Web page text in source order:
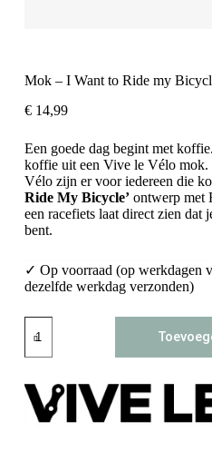
Mok – I Want to Ride my
€14,99
Een goede dag begint met
koffie uit een Vive le Vélo
Vélo zijn er voor iedereen die
Ride My Bicycle’ ontwerp met
een racefiets laat direct zien dat
bent.
✓ Op voorraad (op werkdagen
dezelfde werkdag verzonden)
I
to
Ride
my